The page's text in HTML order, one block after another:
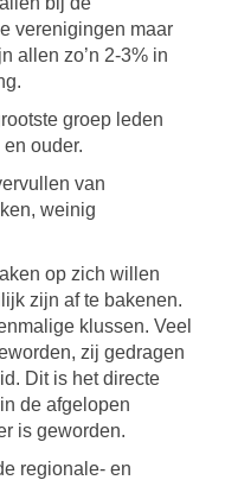
verenigingen maar
allen zo’n 2-3% in
groep leden
ouder.
van
weinig
op zich willen
zijn af te bakenen.
klussen. Veel
zij gedragen
Dit is het directe
de afgelopen
is geworden.
regionale- en